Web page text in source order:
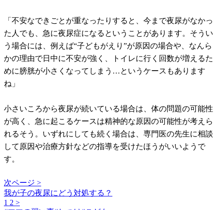
「不安なできごとが重なったりすると、今まで夜尿がなかっ
た人でも、急に夜尿症になるということがあります。そうい
う場合には、例えば“子どもがえり”が原因の場合や、なんら
かの理由で日中に不安が強く、トイレに行く回数が増えるた
めに膀胱が小さくなってしまう…というケースもあります
ね」
小さいころから夜尿が続いている場合は、体の問題の可能性
が高く、急に起こるケースは精神的な原因の可能性が考えら
れるそう。いずれにしても続く場合は、専門医の先生に相談
して原因や治療方針などの指導を受けたほうがいいようで
す。
次ページ >
我が子の夜尿にどう対処する？
1 2 >